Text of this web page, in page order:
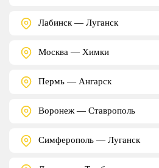
Лабинск — Луганск
Москва — Химки
Пермь — Ангарск
Воронеж — Ставрополь
Симферополь — Луганск